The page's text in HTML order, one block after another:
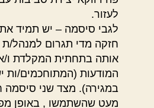
לעזור.
לגבי סיסמה – יש תמיד
חזקה מדי תגרום למנהל/
אותה בתחתית המקלדת ו/
המודעות (המתוחכמים/ות
במגירה). מצד שני סיסמה
מעט שהשתמשו , באופן